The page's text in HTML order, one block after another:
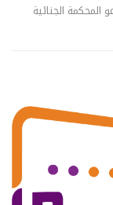
المحكمة الجنائية